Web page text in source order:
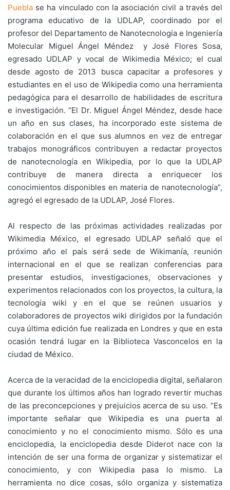
Puebla se ha vinculado con la asociación civil a través del
programa educativo de la UDLAP, coordinado por el
profesor del Departamento de Nanotecnología e Ingeniería
Molecular Miguel Ángel Méndez y José Flores Sosa,
egresado UDLAP y vocal de Wikimedia México; el cual
desde agosto de 2013 busca capacitar a profesores y
estudiantes en el uso de Wikipedia como una herramienta
pedagógica para el desarrollo de habilidades de escritura
e investigación. “El Dr. Miguel Ángel Méndez, desde hace
un año en sus clases, ha incorporado este sistema de
colaboración en el que sus alumnos en vez de entregar
trabajos monográficos contribuyen a redactar proyectos
de nanotecnología en Wikipedia, por lo que la UDLAP
contribuye de manera directa a enriquecer los
conocimientos disponibles en materia de nanotecnología”,
agregó el egresado de la UDLAP, José Flores.
Al respecto de las próximas actividades realizadas por
Wikimedia México, el egresado UDLAP señaló que el
próximo año el país será sede de Wikimanía, reunión
internacional en el que se realizan conferencias para
presentar estudios, investigaciones, observaciones y
experimentos relacionados con los proyectos, la cultura, la
tecnología wiki y en el que se reúnen usuarios y
colaboradores de proyectos wiki dirigidos por la fundación
cuya última edición fue realizada en Londres y que en esta
ocasión tendrá lugar en la Biblioteca Vasconcelos en la
ciudad de México.
Acerca de la veracidad de la enciclopedia digital, señalaron
que durante los últimos años han logrado revertir muchas
de las preconcepciones y prejuicios acerca de su uso. “Es
importante señalar que Wikipedia es una puerta al
conocimiento y no el conocimiento mismo. Sólo es una
enciclopedia, la enciclopedia desde Diderot nace con la
intención de ser una forma de organizar y sistematizar el
conocimiento, y con Wikipedia pasa lo mismo. La
herramienta no dice cosas, sólo organiza y sistematiza